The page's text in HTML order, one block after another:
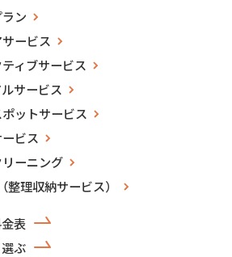
ン
ービス
ィブサービス
サービス
ットサービス
ビス
ーニング
整理収納サービス）
表
ぶ